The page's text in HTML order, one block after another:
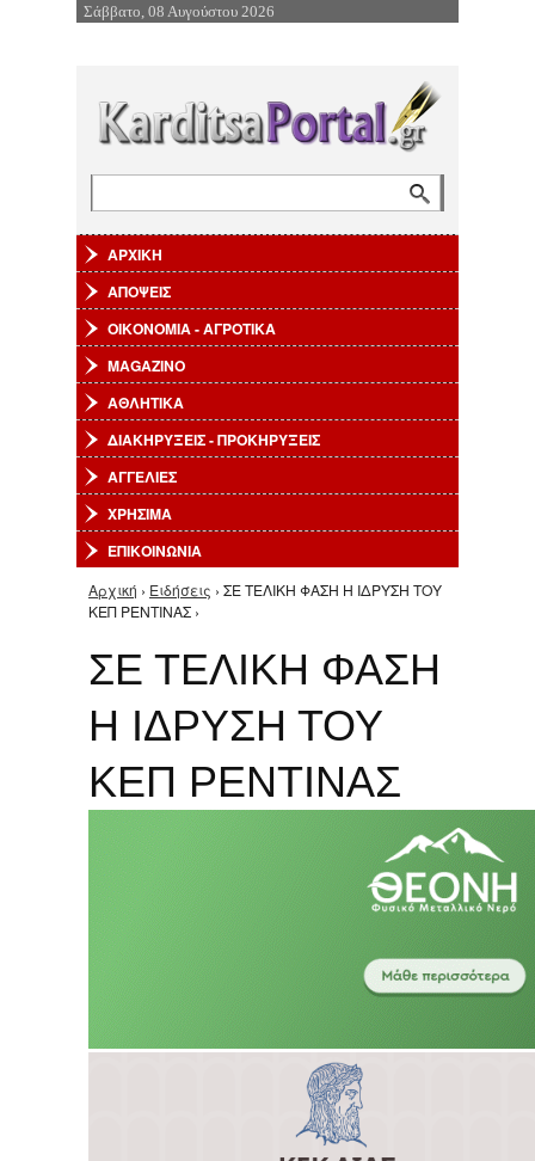
Επιστροφή στην Πλοήγηση
Σάββατο, 08 Αυγούστου 2026
ΑΡΧΙΚΗ
ΑΠΟΨΕΙΣ
ΟΙΚΟΝΟΜΙΑ - ΑΓΡΟΤΙΚΑ
MAGAZINO
ΑΘΛΗΤΙΚΑ
ΔΙΑΚΗΡΥΞΕΙΣ - ΠΡΟΚΗΡΥΞΕΙΣ
ΑΓΓΕΛΙΕΣ
ΧΡΗΣΙΜΑ
ΕΠΙΚΟΙΝΩΝΙΑ
Είστε εδώ
Αρχική › Ειδήσεις › ΣΕ ΤΕΛΙΚΗ ΦΑΣΗ Η ΙΔΡΥΣΗ ΤΟΥ
ΚΕΠ ΡΕΝΤΙΝΑΣ ›
ΣΕ ΤΕΛΙΚΗ ΦΑΣΗ
Η ΙΔΡΥΣΗ ΤΟΥ
ΚΕΠ ΡΕΝΤΙΝΑΣ